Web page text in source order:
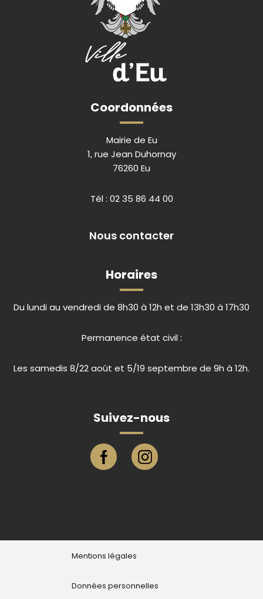
Coordonnées
Mairie de Eu
1, rue Jean Duhornay
76260 Eu
Tél : 02 35 86 44 00
Nous contacter
Horaires
Du lundi au vendredi de 8h30 à 12h et de 13h30 à 17h30
Permanence état civil :
Les samedis 8/22 août et 5/19 septembre de 9h à 12h.
Suivez-nous
Page facebook ville de Eu
Compte instagram ville de
Mentions légales
Données personnelles